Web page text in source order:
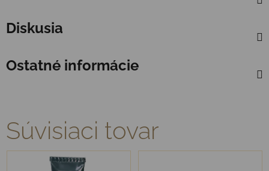
Diskusia
Ostatné informácie
Súvisiaci tovar